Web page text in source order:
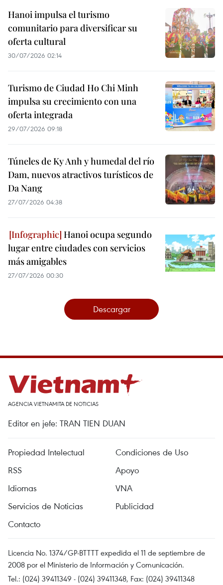
Hanoi impulsa el turismo
comunitario para diversificar su
oferta cultural
30/07/2026 02:14
Turismo de Ciudad Ho Chi Minh
impulsa su crecimiento con una
oferta integrada
29/07/2026 09:18
Túneles de Ky Anh y humedal del río
Dam, nuevos atractivos turísticos de
Da Nang
27/07/2026 04:38
Hanoi ocupa segundo
lugar entre ciudades con servicios
más amigables
27/07/2026 00:30
Descargar
AGENCIA VIETNAMITA DE NOTICIAS
Editor en jefe: TRAN TIEN DUAN
Propiedad Intelectual
Condiciones de Uso
RSS
Apoyo
Idiomas
VNA
Servicios de Noticias
Publicidad
Contacto
Licencia No. 1374/GP-BTTTT expedida el 11 de septiembre de
2008 por el Ministerio de Información y Comunicación.
Tel.: (024) 39411349 - (024) 39411348, Fax: (024) 39411348